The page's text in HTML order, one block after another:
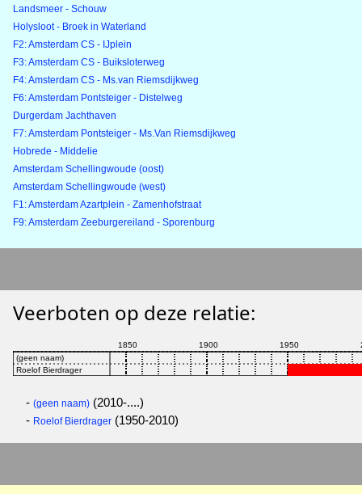
Landsmeer - Schouw
Holysloot - Broek in Waterland
F2: Amsterdam CS - IJplein
F3: Amsterdam CS - Buiksloterweg
F4: Amsterdam CS - Ms.van Riemsdijkweg
F6: Amsterdam Pontsteiger - Distelweg
Durgerdam Jachthaven
F7: Amsterdam Pontsteiger - Ms.Van Riemsdijkweg
Hobrede - Middelie
Amsterdam Schellingwoude (oost)
Amsterdam Schellingwoude (west)
F1: Amsterdam Azartplein - Zamenhofstraat
F9: Amsterdam Zeeburgereiland - Sporenburg
Veerboten op deze relatie:
- (geen naam) (2010-....)
- Roelof Bierdrager (1950-2010)